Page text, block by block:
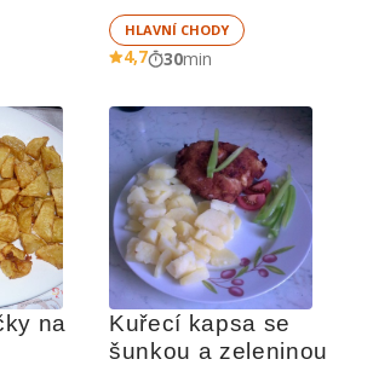
HLAVNÍ CHODY
4,7 30min
na
Kuřecí kapsa se
šunkou a zeleninou